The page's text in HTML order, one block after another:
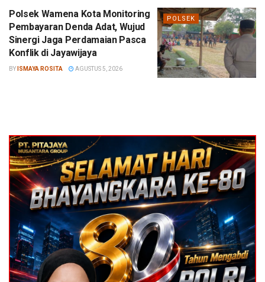
POLSEK
Polsek Wamena Kota Monitoring
Pembayaran Denda Adat, Wujud
Sinergi Jaga Perdamaian Pasca
Konflik di Jayawijaya
BY ISMAYA ROSITA AGUSTUS 5, 2026